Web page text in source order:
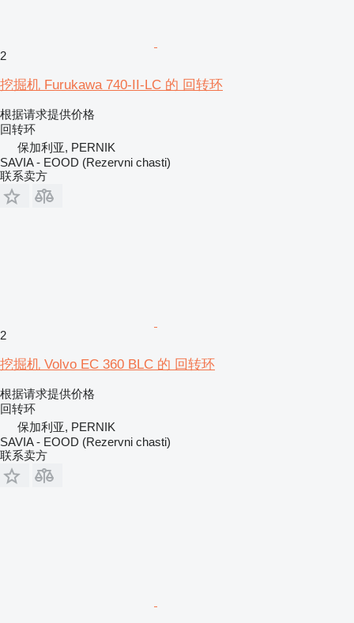
2
挖掘机 Furukawa 740-II-LC 的 回转环
根据请求提供价格
回转环
保加利亚, PERNIK
SAVIA - EOOD (Rezervni chasti)
联系卖方
2
挖掘机 Volvo EC 360 BLC 的 回转环
根据请求提供价格
回转环
保加利亚, PERNIK
SAVIA - EOOD (Rezervni chasti)
联系卖方